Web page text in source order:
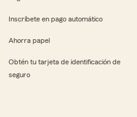
Inscríbete en pago automático
Ahorra papel
Obtén tu tarjeta de identificación de
seguro